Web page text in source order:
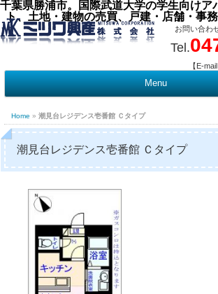
千葉県勝浦市。国際武道大学の学生向けア
ト、土地・建物の売買、戸建・店舗・事務
お問い合わ
Tel.
【E-
【営業時間】09:00 ～
Menu
Home » 潮見台レジデンス壱番館 Ｃタイプ
潮見台レジデンス壱番館 Ｃタイプ